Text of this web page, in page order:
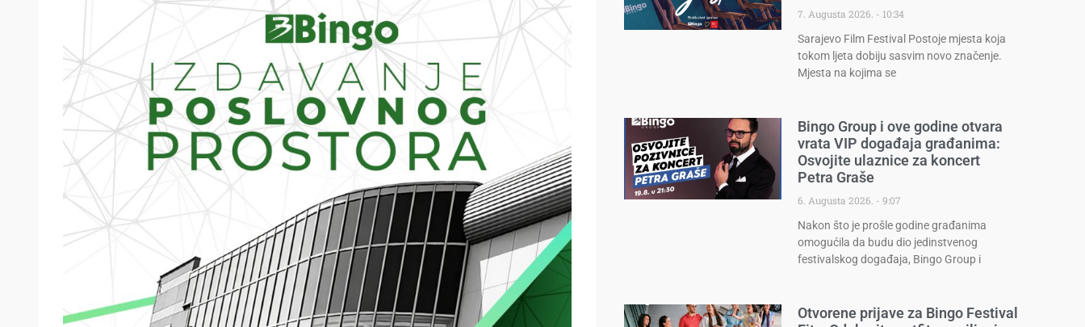
7. Augusta 2026.
10:34
Sarajevo Film Festival Postoje mjesta koja
tokom ljeta dobiju sasvim novo značenje.
Mjesta na kojima se
Bingo Group i ove godine otvara
vrata VIP događaja građanima:
Osvojite ulaznice za koncert
Petra Graše
6. Augusta 2026.
9:07
Nakon što je prošle godine građanima
omogućila da budu dio jedinstvenog
festivalskog događaja, Bingo Group i
Otvorene prijave za Bingo Festival